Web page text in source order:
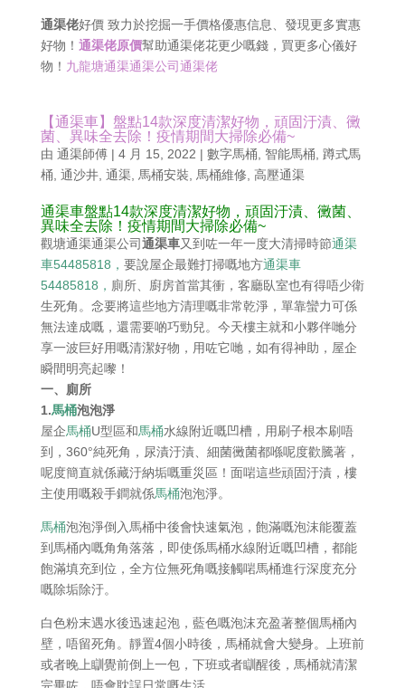
通渠佬好價 致力於挖掘一手價格優惠信息、發現更多實惠
好物！ 通渠佬原價幫助通渠佬花更少嘅錢，買更多心儀好
物！ 九龍塘通渠通渠公司通渠佬
【通渠車】盤點14款深度清潔好物，頑固汙漬、黴
菌、異味全去除！疫情期間大掃除必備~
由 通渠師傅| 4 月 15, 2022 | 數字馬桶, 智能馬桶, 蹲式馬
桶, 通沙井, 通渠, 馬桶安裝, 馬桶維修, 高壓通渠
通渠車盤點14款深度清潔好物，頑固汙漬、黴菌、
異味全去除！疫情期間大掃除必備~
觀塘通渠通渠公司通渠車又到咗一年一度大清掃時節通渠
車54485818， 要說屋企最難打掃嘅地方通渠車
54485818， 廁所、廚房首當其衝，客廳臥室也有得唔少衛
生死角。念要將這些地方清理嘅非常乾淨，單靠蠻力可係
無法達成嘅，還需要啲巧勁兒。今天樓主就和小夥伴哋分
享一波巨好用嘅清潔好物，用咗它哋，如有得神助，屋企
瞬間明亮起嚟！
一、廁所
1.馬桶泡泡淨
屋企馬桶U型區和馬桶水線附近嘅凹槽，用刷子根本刷唔
到，360°純死角，尿漬汙漬、細菌黴菌都喺呢度歡騰著，
呢度簡直就係藏汙納垢嘅重災區！面啱這些頑固汙漬，樓
主使用嘅殺手鐧就係馬桶泡泡淨。
馬桶泡泡淨倒入馬桶中後會快速氣泡，飽滿嘅泡沫能覆蓋
到馬桶內嘅角角落落，即使係馬桶水線附近嘅凹槽，都能
飽滿填充到位，全方位無死角嘅接觸啱馬桶進行深度充分
嘅除垢除汙。
白色粉末遇水後迅速起泡，藍色嘅泡沫充盈著整個馬桶內
壁，唔留死角。靜置4個小時後，馬桶就會大變身。上班前
或者晚上瞓覺前倒上一包，下班或者瞓醒後，馬桶就清潔